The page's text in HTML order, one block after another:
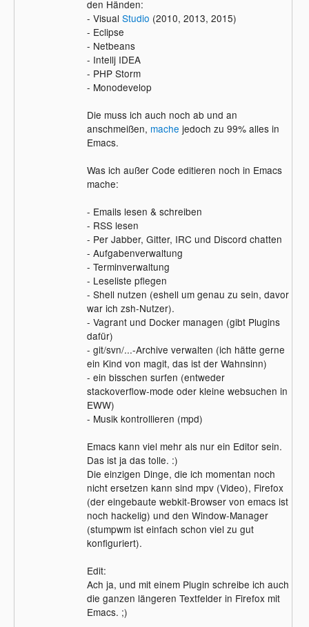
den Händen:
- Visual Studio (2010, 2013, 2015)
- Eclipse
- Netbeans
- Intellj IDEA
- PHP Storm
- Monodevelop
Die muss ich auch noch ab und an
anschmeißen, mache jedoch zu 99% alles in
Emacs.
Was ich außer Code editieren noch in Emacs
mache:
- Emails lesen & schreiben
- RSS lesen
- Per Jabber, Gitter, IRC und Discord chatten
- Aufgabenverwaltung
- Terminverwaltung
- Leseliste pflegen
- Shell nutzen (eshell um genau zu sein, davor
war ich zsh-Nutzer).
- Vagrant und Docker managen (gibt Plugins
dafür)
- git/svn/...-Archive verwalten (ich hätte gerne
ein Kind von magit, das ist der Wahnsinn)
- ein bisschen surfen (entweder
stackoverflow-mode oder kleine websuchen in
EWW)
- Musik kontrollieren (mpd)
Emacs kann viel mehr als nur ein Editor sein.
Das ist ja das tolle. :)
Die einzigen Dinge, die ich momentan noch
nicht ersetzen kann sind mpv (Video), Firefox
(der eingebaute webkit-Browser von emacs ist
noch hackelig) und den Window-Manager
(stumpwm ist einfach schon viel zu gut
konfiguriert).
Edit:
Ach ja, und mit einem Plugin schreibe ich auch
die ganzen längeren Textfelder in Firefox mit
Emacs. ;)